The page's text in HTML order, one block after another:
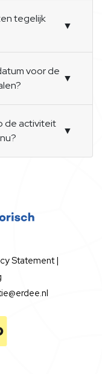
tegelijk
▼
voor de
▼
de activiteit
▼
Statement|